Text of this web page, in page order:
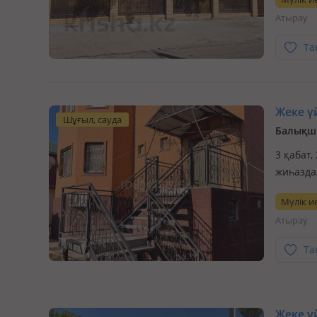
баня,
Атырау
Шұғыл, сауда Жеке
3
Урал…
Мүлік
Атырау